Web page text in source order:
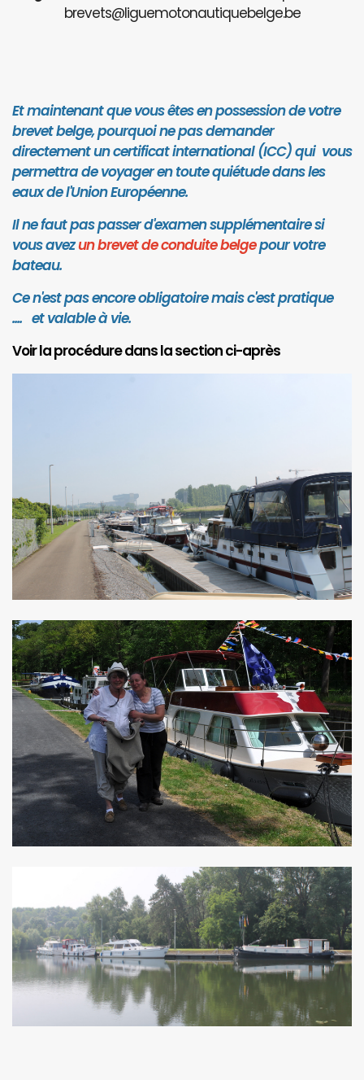
brevets@liguemotonautiquebelge.be
Et maintenant que vous êtes en possession de votre
brevet belge, pourquoi ne pas demander
directement un certificat international (ICC) qui vous
permettra de voyager en toute quiétude dans les
eaux de l'Union Européenne.
Il ne faut pas passer d'examen supplémentaire si
vous avezun brevet de conduite belgepour votre
bateau.
Ce n'est pas encore obligatoire mais c'est pratique
.... et valable à vie.
Voir la procédure dans la section ci-après